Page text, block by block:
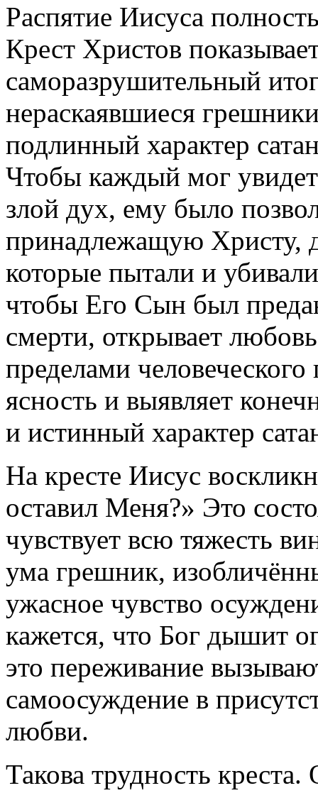
Распятие Иисуса
Крест Христов
саморазрушительный
нераскаявшиеся
подлинный характер
Чтобы каждый мог
злой дух, ему было
принадлежащую Христу,
которые пытали и
чтобы Его Сын был
смерти, открывает
пределами
ясность и выявляет
и истинный характер
На кресте Иисус
оставил Меня?» Это
чувствует всю тяжесть
ума грешник,
ужасное чувство
кажется, что Бог дышит
это переживание
самоосуждение в
любви.
Такова трудность